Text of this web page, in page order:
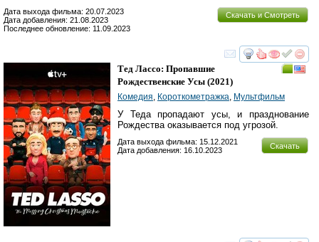
Скачать и Смотреть
Дата выхода фильма: 20.07.2023
Дата добавления: 21.08.2023
Последнее обновление: 11.09.2023
смотреть
Тед Лассо: Пропавшие
Рождественские Усы (2021)
Комедия Короткометражка Мультфильм
У Теда пропадают усы, и празднование
Рождества оказывается под угрозой.
Скачать
Дата выхода фильма: 15.12.2021
Дата добавления: 16.10.2023